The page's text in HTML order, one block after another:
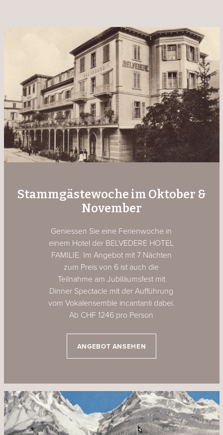
Stammgästewoche im Oktober &
November
Geniessen Sie eine Ferienwoche in
einem Hotel der BELVEDERE HOTEL
FAMILIE. Im Angebot mit 7 Nächten
zum Preis von 6 ist auch die
Teilnahme am Jubiläumsfest mit
Dinner Spectacle mit der Aufführung
vom Vokalensemble incantanti dabei.
Ab CHF 1246 pro Person
ANGEBOT ANSEHEN